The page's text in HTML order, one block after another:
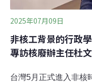
2025年07月09日
非核工背景的行政
專訪核廢辦主任杜
台灣5月正式進入非核